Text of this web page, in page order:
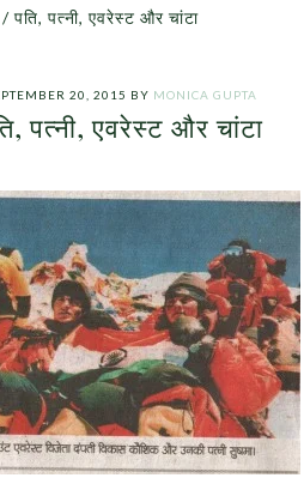
/ पति, पत्नी, एवरेस्ट और चांटा
20, 2015 BY MONICA GUPTA
पत्नी, एवरेस्ट और चांटा